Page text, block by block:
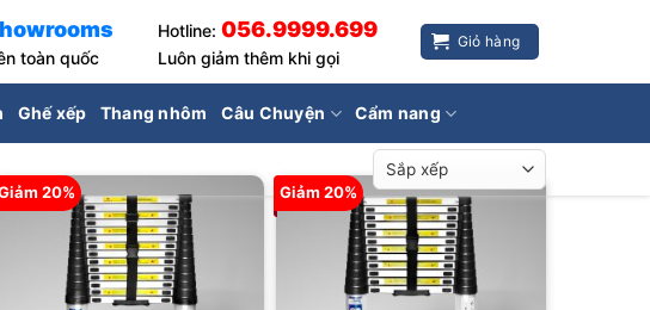
toàn quốc
Hotline:056.9999.699
Luôn giảm thêm khi gọi
Giỏ hàng
Ghế xếp Thang nhôm Câu Chuyện Cẩm nang
20% Giảm 20%